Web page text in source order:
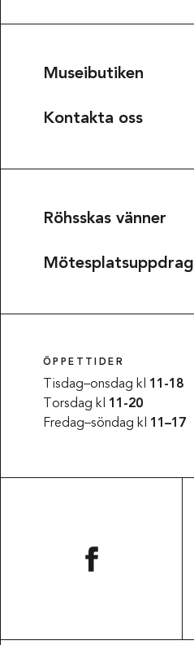
Museibutiken
Kontakta oss
Röhsskas vänner
Mötesplatsuppdrag
ÖPPETTIDER
Tisdag–onsdag kl 11-18
Torsdag kl 11-20
Fredag–söndag kl 11–17